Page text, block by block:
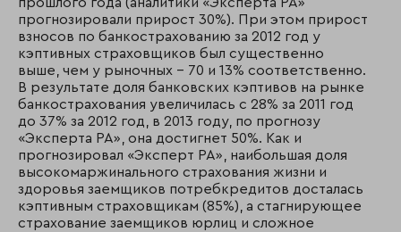
прогнозировали прирост 30%). При этом прирост
взносов по банкострахованию за 2012 год у
кэптивных страховщиков был существенно
выше, чем у рыночных – 70 и 13% соответственно.
В результате доля банковских кэптивов на рынке
банкострахования увеличилась с 28% за 2011 год
до 37% за 2012 год, в 2013 году, по прогнозу
«Эксперта РА», она достигнет 50%. Как и
прогнозировал «Эксперт РА», наибольшая доля
высокомаржинального страхования жизни и
здоровья заемщиков потребкредитов досталась
кэптивным страховщикам (85%), а стагнирующее
страхование заемщиков юрлиц и сложное